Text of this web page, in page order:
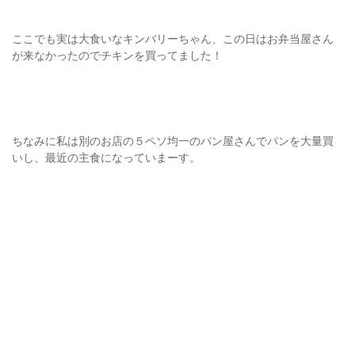
ここでも実は大食いなキンバリーちゃん、この日はお弁当屋さん
が来なかったのでチキンを買ってました！
ちなみに私は別のお店の５ペソ均一のパン屋さんでパンを大量買
いし、最近の主食になっていまーす。